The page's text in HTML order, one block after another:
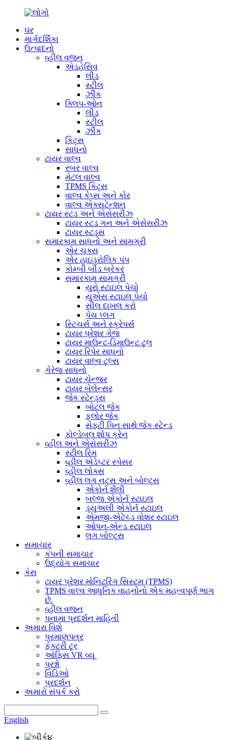
ઘર
માર્ગદર્શિકા
ઉત્પાદનો
વ્હીલ વજન
એડહેસિવ
લીડ
સ્ટીલ
ઝીંક
ક્લિપ-ઓન
લીડ
સ્ટીલ
ઝીંક
કિટ્સ
સાધનો
ટાયર વાલ્વ
રબર વાલ્વ
મેટલ વાલ્વ
TPMS કિટ્સ
વાલ્વ કેપ્સ અને કોર
વાલ્વ એક્સટેન્શન
ટાયર સ્ટડ અને એસેસરીઝ
ટાયર સ્ટડ ગન અને એસેસરીઝ
ટાયર સ્ટડ્સ
સમારકામ સાધનો અને સામગ્રી
એર ચક્સ
એર હાઇડ્રોલિક પંપ
કોમ્બી બીડ બ્રેકર
સમારકામ સામગ્રી
યુરો સ્ટાઇલ પેચો
યુએસ સ્ટાઇલ પેચો
સીલ દાખલ કરો
પેચ પ્લગ
સ્ટિચર્સ અને સ્ક્રેપર્સ
ટાયર પ્રેશર ગેજ
ટાયર માઉન્ટ-ડિમાઉન્ટ ટૂલ
ટાયર રિપેર સાધનો
ટાયર વાલ્વ ટૂલ્સ
ગેરેજ સાધનો
ટાયર ચેન્જર
ટાયર બેલેન્સર
જેક સ્ટેન્ડ્સ
બોટલ જેક
ફ્લોર જેક
સેફ્ટી પિન સાથે જેક સ્ટેન્ડ
ફોલ્ડેબલ શોપ ક્રેન
વ્હીલ અને એસેસરીઝ
સ્ટીલ રિમ
વ્હીલ એડેપ્ટર સ્પેસર
વ્હીલ લોક્સ
વ્હીલ લગ નટ્સ અને બોલ્ટ્સ
એકોર્ન શૈલી
બલ્જ એકોર્ન સ્ટાઇલ
ડ્યુઅલી એકોર્ન સ્ટાઇલ
એમજી-એટેચ્ડ વોશર સ્ટાઇલ
ઓપન-એન્ડ સ્ટાઇલ
લગ બોલ્ટ્સ
સમાચાર
કંપની સમાચાર
ઉદ્યોગ સમાચાર
કેસ
ટાયર પ્રેશર મોનિટરિંગ સિસ્ટમ (TPMS)
TPMS વાલ્વ આધુનિક વાહનોનો એક મહત્વપૂર્ણ ભાગ
છે.
વ્હીલ વજન
પનામા પ્રદર્શન માહિતી
અમારા વિશે
પ્રમાણપત્ર
ફેક્ટરી ટૂર
ઓફિસ VR વ્યૂ
પ્રશ્નો
વિડિઓ
પ્રદર્શન
અમારો સંપર્ક કરો
English